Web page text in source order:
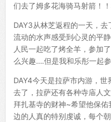
们去了姆多花海骑马射箭！
DAY3从林芝返程的一天，去
流动的水声感受到心灵的平
人民一起吃了烤全羊，参加
么兴趣….但是我和乐彤一起
DAY4今天是拉萨市内游，
去了，拉萨还有各种寺庙人
拜扎基寺的财神~希望他保
边的人真的特别虔诚，每个